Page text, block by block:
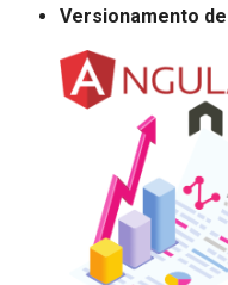
Versionamento